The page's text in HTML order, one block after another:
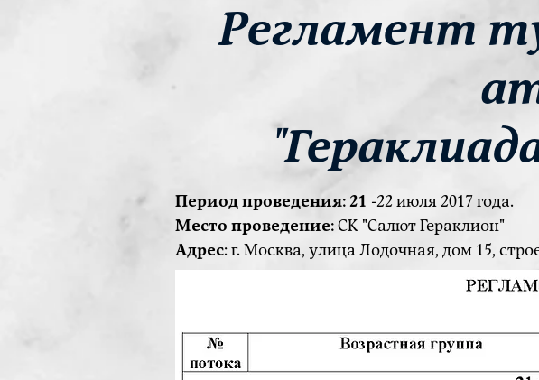
Регламент
Период проведения: 21 -22 июля 2017 года.
Место проведение:СК "Салют Гераклион"
Адрес: г. Москва, улица Лодочная, дом 15,